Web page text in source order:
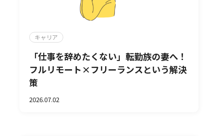
キャリア
「仕事を辞めたくない」転勤族の妻へ！
フルリモート×フリーランスという解決
策
2026.07.02